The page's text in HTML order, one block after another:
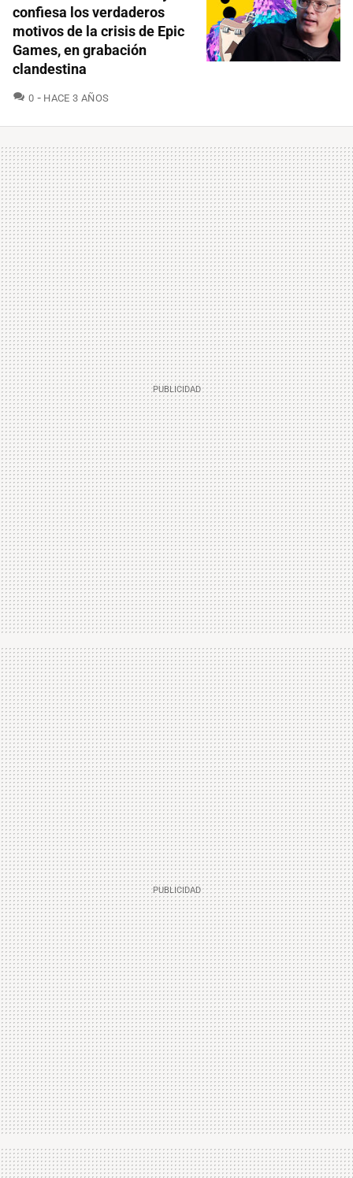
confiesa los verdaderos
motivos de la crisis de Epic
Games, en grabación
clandestina
0 COMENTARIOS
HACE 3 AÑOS